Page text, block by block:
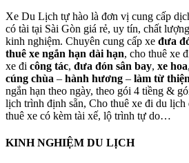
Xe Du Lịch tự hào là đơn vị cung cấp
có tài tại Sài Gòn giá rẻ, uy tín, chất
kinh nghiệm. Chuyên cung cấp xe đưa
thuê xe ngắn hạn dài hạn, cho thuê xe
xe đi công tác, đưa đón sân bay, xe hoa
cúng chùa – hành hương – làm từ thiện
ngắn hạn theo ngày, theo gói 4 tiềng &
lịch trình định sẵn, Cho thuê xe đi du
thuê xe có kèm tài xế, lộ trình tự do…
KINH NGHIỆM DU LỊCH